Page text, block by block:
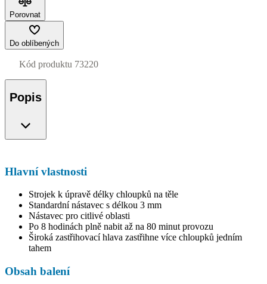
Porovnat
Do oblíbených
Kód produktu 73220
Popis
Hlavní vlastnosti
Strojek k úpravě délky chloupků na těle
Standardní nástavec s délkou 3 mm
Nástavec pro citlivé oblasti
Po 8 hodinách plně nabit až na 80 minut provozu
Široká zastřihovací hlava zastřihne více chloupků jedním
tahem
Obsah balení